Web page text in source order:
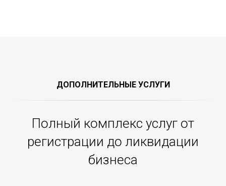
ДОПОЛНИТЕЛЬНЫЕ УСЛУГИ
Полный комплекс услуг от
регистрации до ликвидации
бизнеса